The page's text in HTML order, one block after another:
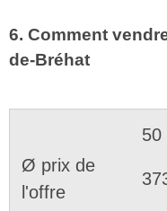
6. Comment
de-Bréhat
50
Ø prix de
l'offre